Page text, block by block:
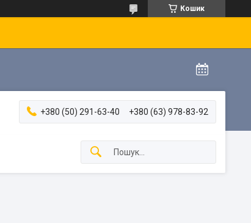
Кошик
+380 (50) 291-63-40 +380 (63) 978-83-92